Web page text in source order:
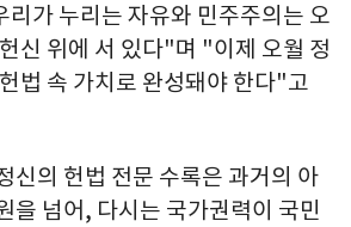
리가 누리는 자유와 민주주의는 오
신 위에 서 있다"며 "이제 오월 정
법 속 가치로 완성돼야 한다"고
신의 헌법 전문 수록은 과거의 아
을 넘어, 다시는 국가권력이 국민